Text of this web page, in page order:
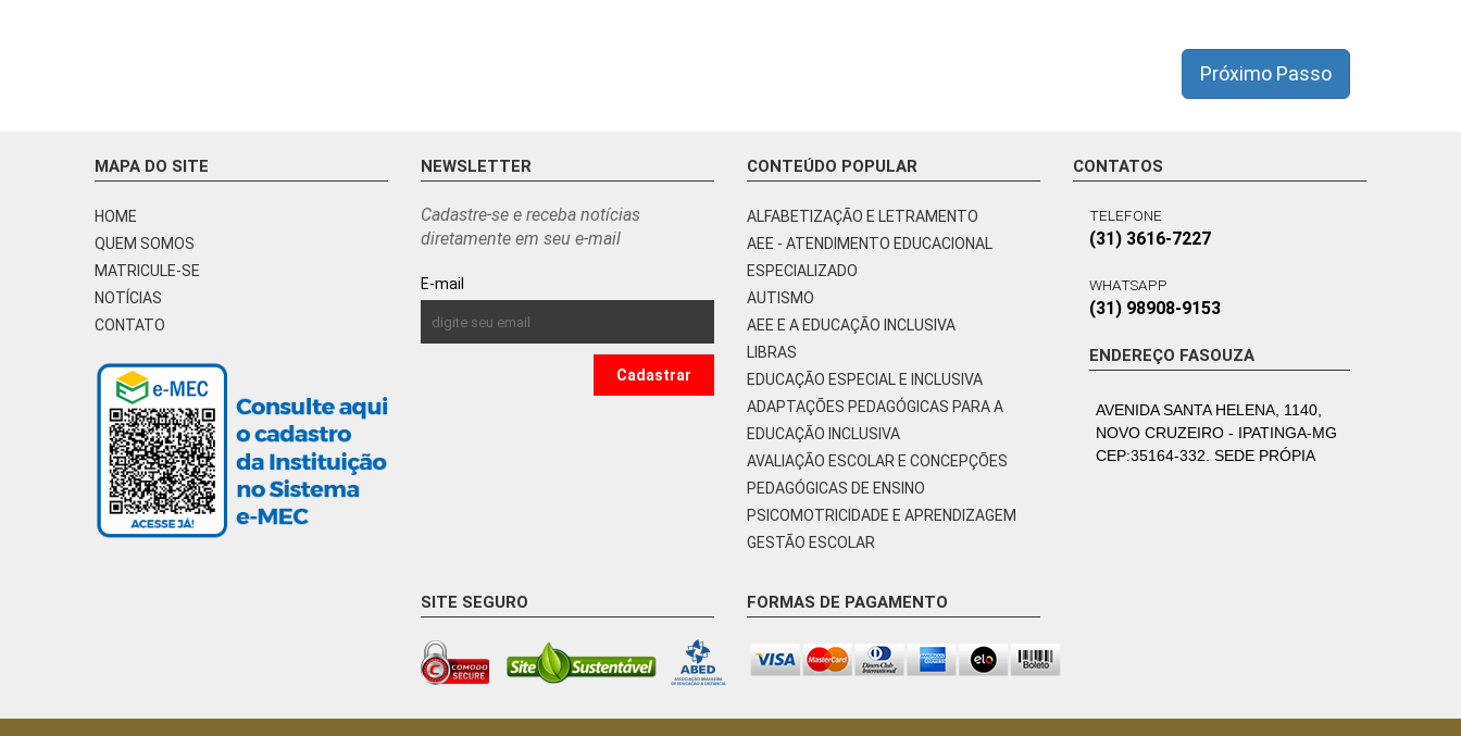
Próximo Passo
MAPA DO SITE
HOME
QUEM SOMOS
MATRICULE-SE
NOTÍCIAS
CONTATO
NEWSLETTER
Cadastre-se e receba notícias
diretamente em seu e-mail
E-mail
CONTEÚDO POPULAR
ALFABETIZAÇÃO E LETRAMENTO
AEE - ATENDIMENTO EDUCACIONAL
ESPECIALIZADO
AUTISMO
AEE E A EDUCAÇÃO INCLUSIVA
LIBRAS
EDUCAÇÃO ESPECIAL E INCLUSIVA
ADAPTAÇÕES PEDAGÓGICAS PARA A
EDUCAÇÃO INCLUSIVA
AVALIAÇÃO ESCOLAR E CONCEPÇÕES
PEDAGÓGICAS DE ENSINO
PSICOMOTRICIDADE E APRENDIZAGEM
GESTÃO ESCOLAR
CONTATOS
TELEFONE
(31) 3616-7227
WHATSAPP
(31) 98908-9153
ENDEREÇO FASOUZA
AVENIDA SANTA HELENA, 1140,
NOVO CRUZEIRO - IPATINGA-MG
CEP:35164-332. SEDE PRÓPIA
SITE SEGURO FORMAS DE PAGAMENTO